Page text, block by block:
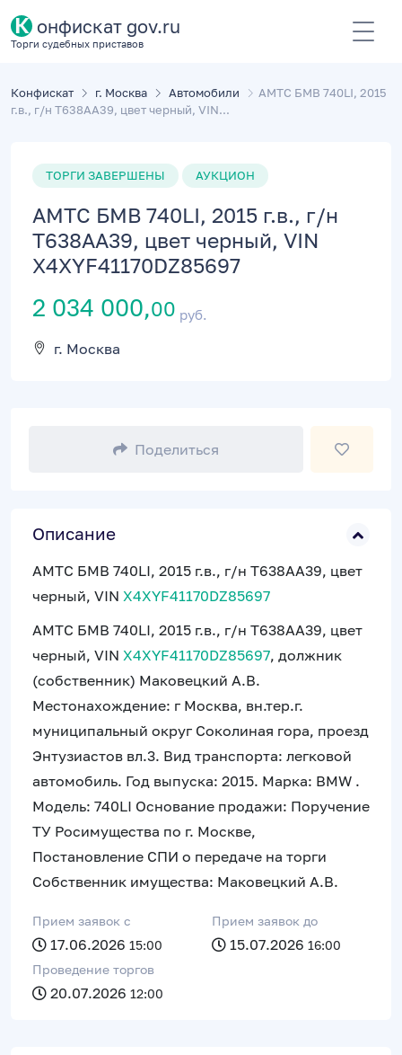
К онфискат gov.ru
Торги судебных приставов
Конфискат г. Москва Автомобили
АМТС БМВ 740LI, 2015
г.в., г/н Т638АА39, цвет черный, VIN...
ТОРГИ ЗАВЕРШЕНЫ АУКЦИОН
АМТС БМВ 740LI, 2015 г.в., г/н
Т638АА39, цвет черный, VIN
X4XYF41170DZ85697
2 034 000,00 руб.
г. Москва
Поделиться
Описание
АМТС БМВ 740LI, 2015 г.в., г/н Т638АА39, цвет
черный, VIN X4XYF41170DZ85697
АМТС БМВ 740LI, 2015 г.в., г/н Т638АА39, цвет
черный, VIN X4XYF41170DZ85697, должник
(собственник) Маковецкий А.В.
Местонахождение: г Москва, вн.тер.г.
муниципальный округ Соколиная гора, проезд
Энтузиастов вл.3. Вид транспорта: легковой
автомобиль. Год выпуска: 2015. Марка: BMW .
Модель: 740LI Основание продажи: Поручение
ТУ Росимущества по г. Москве,
Постановление СПИ о передаче на торги
Собственник имущества: Маковецкий А.В.
Прием заявок c
17.06.2026 15:00
Прием заявок до
15.07.2026 16:00
Проведение торгов
20.07.2026 12:00